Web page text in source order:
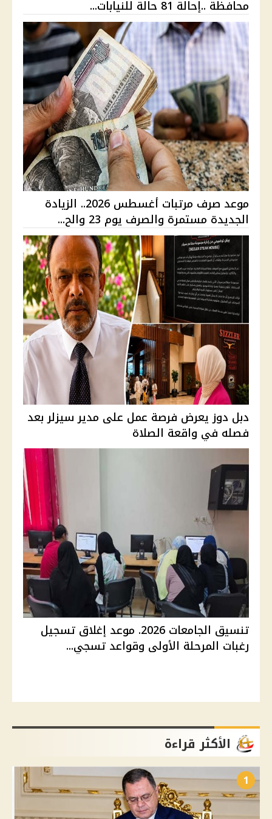
محافظة ..إحالة 81 حالة للنيابات...
موعد صرف مرتبات أغسطس 2026.. الزيادة
الجديدة مستمرة والصرف يوم 23 والح...
دبل دوز يعرض فرصة عمل على مدير سيزلر بعد
فصله في واقعة الصلاة
تنسيق الجامعات 2026. موعد إغلاق تسجيل
رغبات المرحلة الأولى وقواعد تسجي...
الأكثر قراءة
1